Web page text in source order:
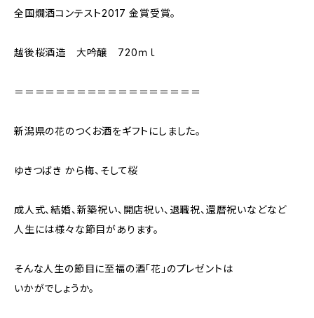
全国燗酒コンテスト2017 金賞受賞。
越後桜酒造 大吟醸 720ｍｌ
＝＝＝＝＝＝＝＝＝＝＝＝＝＝＝＝＝＝
新潟県の花のつくお酒をギフトにしました。
ゆきつばき から梅、そして桜
成人式、結婚、新築祝い、開店祝い、退職祝、還暦祝いなどなど
人生には様々な節目があります。
そんな人生の節目に至福の酒「花」のプレゼントは
いかがでしょうか。